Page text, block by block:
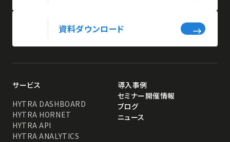
資料ダウンロード
サービス
HYTRA DASHBOARD
HYTRA HORNET
HYTRA API
HYTRA ANALYTICS
導入事例
セミナー開催情報
ブログ
ニュース